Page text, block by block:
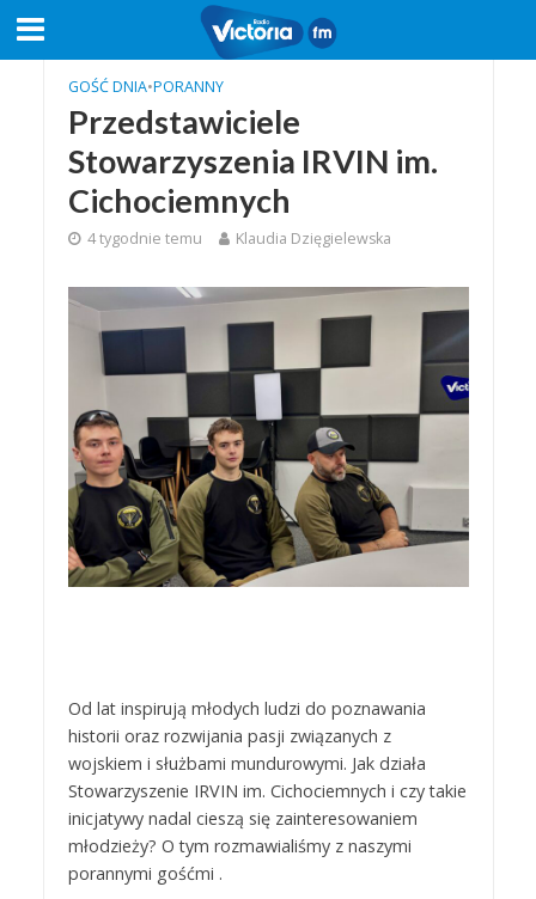
GOŚĆ DNIA•PORANNY
Przedstawiciele
Stowarzyszenia IRVIN im.
Cichociemnych
4 tygodnie temu Klaudia Dzięgielewska
Od lat inspirują młodych ludzi do poznawania
historii oraz rozwijania pasji związanych z
wojskiem i służbami mundurowymi. Jak działa
Stowarzyszenie IRVIN im. Cichociemnych i czy takie
inicjatywy nadal cieszą się zainteresowaniem
młodzieży? O tym rozmawialiśmy z naszymi
porannymi gośćmi .